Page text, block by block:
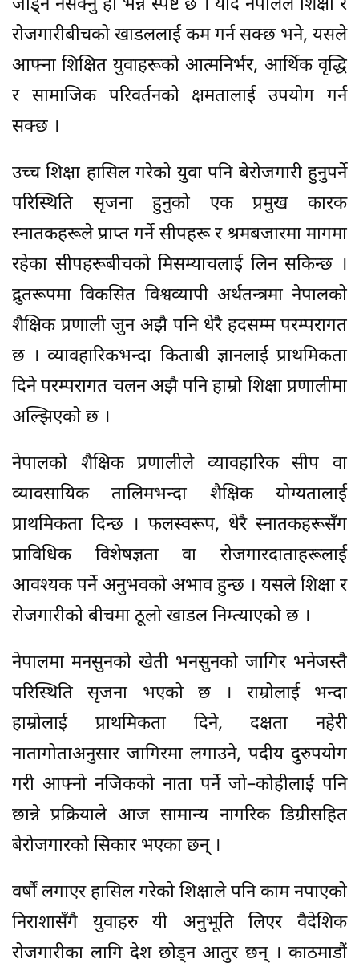
जोड्न नसक्नु हो भन्ने स्पष्ट छ । यदि नेपालले शिक्षा र
रोजगारीबीचको खाडललाई कम गर्न सक्छ भने, यसले
आफ्ना शिक्षित युवाहरूको आत्मनिर्भर, आर्थिक वृद्धि
र सामाजिक परिवर्तनको क्षमतालाई उपयोग गर्न
सक्छ ।
उच्च शिक्षा हासिल गरेको युवा पनि बेरोजगारी हुनुपर्ने
परिस्थिति सृजना हुनुको एक प्रमुख कारक
स्नातकहरूले प्राप्त गर्ने सीपहरू र श्रमबजारमा मागमा
रहेका सीपहरूबीचको मिसम्याचलाई लिन सकिन्छ ।
द्रुतरूपमा विकसित विश्वव्यापी अर्थतन्त्रमा नेपालको
शैक्षिक प्रणाली जुन अझै पनि धेरै हदसम्म परम्परागत
छ । व्यावहारिकभन्दा किताबी ज्ञानलाई प्राथमिकता
दिने परम्परागत चलन अझै पनि हाम्रो शिक्षा प्रणालीमा
अल्झिएको छ ।
नेपालको शैक्षिक प्रणालीले व्यावहारिक सीप वा
व्यावसायिक तालिमभन्दा शैक्षिक योग्यतालाई
प्राथमिकता दिन्छ । फलस्वरूप, धेरै स्नातकहरूसँग
प्राविधिक विशेषज्ञता वा रोजगारदाताहरूलाई
आवश्यक पर्ने अनुभवको अभाव हुन्छ । यसले शिक्षा र
रोजगारीको बीचमा ठूलो खाडल निम्त्याएको छ ।
नेपालमा मनसुनको खेती भनसुनको जागिर भनेजस्तै
परिस्थिति सृजना भएको छ । राम्रोलाई भन्दा
हाम्रोलाई प्राथमिकता दिने, दक्षता नहेरी
नातागोताअनुसार जागिरमा लगाउने, पदीय दुरुपयोग
गरी आफ्नो नजिकको नाता पर्ने जो–कोहीलाई पनि
छान्ने प्रक्रियाले आज सामान्य नागरिक डिग्रीसहित
बेरोजगारको सिकार भएका छन् ।
वर्षौं लगाएर हासिल गरेको शिक्षाले पनि काम नपाएको
निराशासँगै युवाहरु यी अनुभूति लिएर वैदेशिक
रोजगारीका लागि देश छोड्न आतुर छन् । काठमाडौं